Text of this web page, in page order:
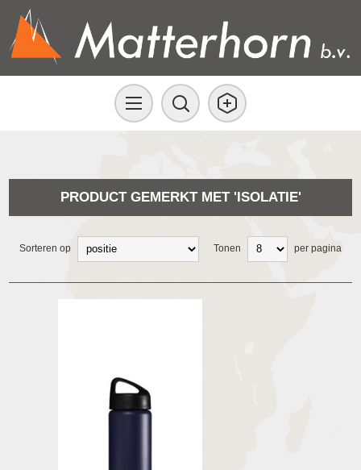
PRODUCT GEMERKT MET 'ISOLATIE'
Sorteren op Tonen per pagina